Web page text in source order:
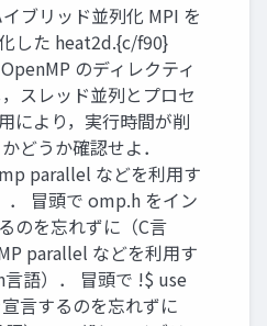
ブリッド並列化 MPI を
した heat2d.{c/f90}
のディレクティ
スレッド並列とプロセ
により，実行時間が削
どうか確認せよ．
parallel などを利用す
． 冒頭で omp.h をイン
のを忘れずに（C言
parallel などを利用す
語）． 冒頭で !$ use
言するのを忘れずに